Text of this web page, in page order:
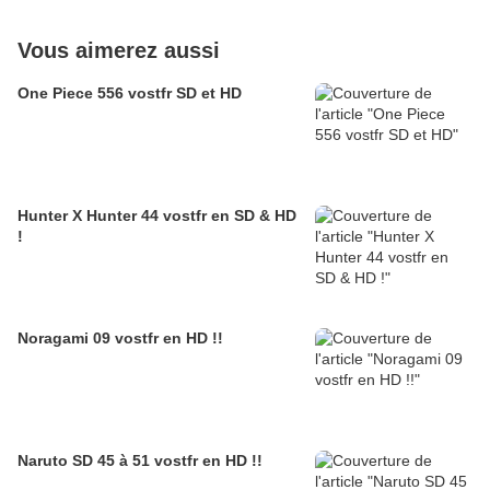
Vous aimerez aussi
One Piece 556 vostfr SD et HD
Hunter X Hunter 44 vostfr en SD & HD
!
Noragami 09 vostfr en HD !!
Naruto SD 45 à 51 vostfr en HD !!